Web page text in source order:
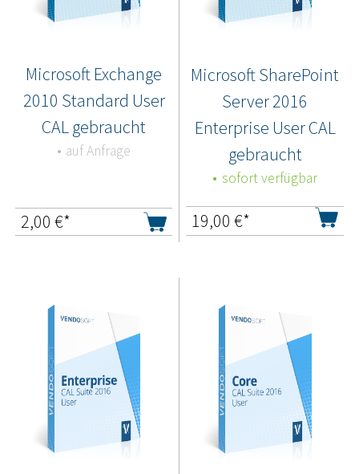
Microsoft Exchange
2010 Standard User
CAL gebraucht
auf Anfrage
2,00 €*
Microsoft SharePoint
Server 2016
Enterprise User CAL
gebraucht
sofort verfügbar
19,00 €*